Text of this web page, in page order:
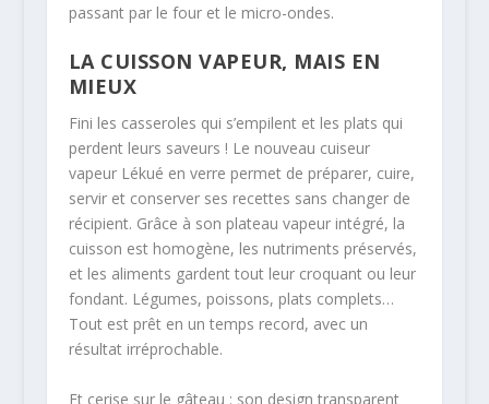
passant par le four et le micro-ondes.
LA CUISSON VAPEUR, MAIS EN
MIEUX
Fini les casseroles qui s’empilent et les plats qui
perdent leurs saveurs ! Le nouveau cuiseur
vapeur Lékué en verre permet de préparer, cuire,
servir et conserver ses recettes sans changer de
récipient. Grâce à son plateau vapeur intégré, la
cuisson est homogène, les nutriments préservés,
et les aliments gardent tout leur croquant ou leur
fondant. Légumes, poissons, plats complets…
Tout est prêt en un temps record, avec un
résultat irréprochable.
Et cerise sur le gâteau : son design transparent